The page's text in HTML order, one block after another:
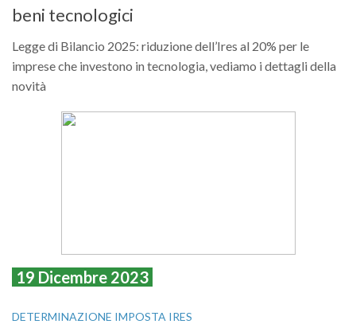
beni tecnologici
Legge di Bilancio 2025: riduzione dell’Ires al 20% per le
imprese che investono in tecnologia, vediamo i dettagli della
novità
19 Dicembre 2023
DETERMINAZIONE IMPOSTA IRES